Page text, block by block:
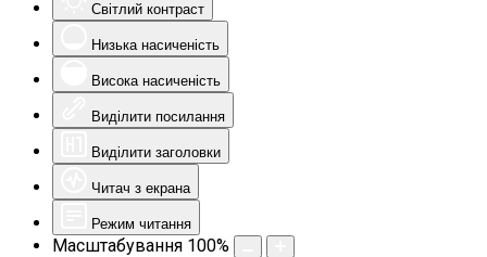
Світлий контраст
Низька насиченість
Висока насиченість
Виділити посилання
Виділити заголовки
Читач з екрана
Режим читання
Масштабування 100%